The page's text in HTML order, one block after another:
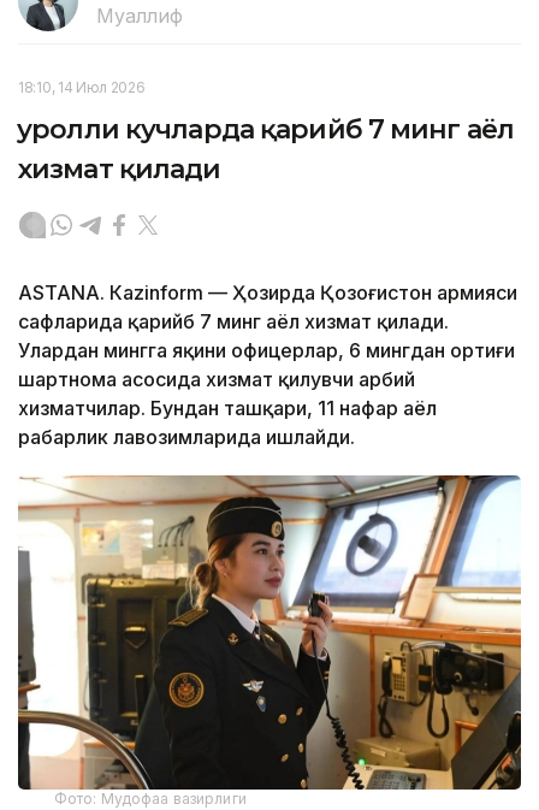
Муаллиф
18:10, 14 Июл 2026
Қуролли кучларда қарийб 7 минг аёл
хизмат қилади
ASTANА. Кazinform — Ҳозирда Қозоғистон армияси
сафларида қарийб 7 минг аёл хизмат қилади.
Улардан мингга яқини офицерлар, 6 мингдан ортиғи
шартнома асосида хизмат қилувчи ҳарбий
хизматчилар. Бундан ташқари, 11 нафар аёл
раҳбарлик лавозимларида ишлайди.
Фото: Мудофаа вазирлиги